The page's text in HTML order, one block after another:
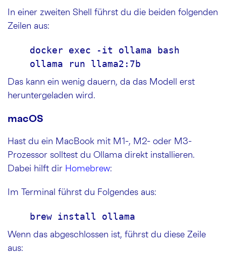
In einer zweiten Shell führst du die beiden folgenden
Zeilen aus:
docker exec -it ollama bash
    ollama run llama2:7b
Das kann ein wenig dauern, da das Modell erst
heruntergeladen wird.
macOS
Hast du ein MacBook mit M1-, M2- oder M3-
Prozessor solltest du Ollama direkt installieren.
Dabei hilft dir Homebrew:
Im Terminal führst du Folgendes aus:
    brew install ollama
Wenn das abgeschlossen ist, führst du diese Zeile
aus: